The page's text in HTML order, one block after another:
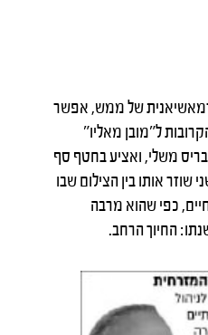
של ממש, אפשר
ל"מובן מאליו"
משלי, ואציע בחטף סף
שוזר אותו בין הצילום שבו
כפי שהוא מרבה
החיוך הרחב.